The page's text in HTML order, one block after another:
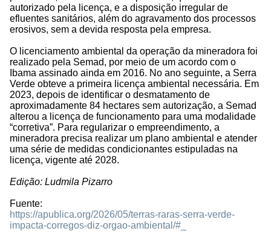
autorizado pela licença, e a disposição irregular de
efluentes sanitários, além do agravamento dos processos
erosivos, sem a devida resposta pela empresa.
O licenciamento ambiental da operação da mineradora foi
realizado pela Semad, por meio de um acordo com o
Ibama assinado ainda em 2016. No ano seguinte, a Serra
Verde obteve a primeira licença ambiental necessária. Em
2023, depois de identificar o desmatamento de
aproximadamente 84 hectares sem autorização, a Semad
alterou a licença de funcionamento para uma modalidade
“corretiva”. Para regularizar o empreendimento, a
mineradora precisa realizar um plano ambiental e atender
uma série de medidas condicionantes estipuladas na
licença, vigente até 2028.
Edição: Ludmila Pizarro
Fuente:
https://apublica.org/2026/05/terras-raras-serra-verde-
impacta-corregos-diz-orgao-ambiental/#_